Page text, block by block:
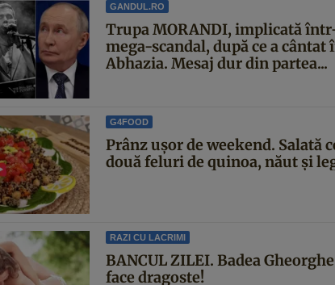
GANDUL.RO
Trupa MORANDI, implicată
mega-scandal, după ce a cântat
Abhazia. Mesaj dur din partea...
G4FOOD
Prânz ușor de weekend. Salată
două feluri de quinoa, năut și
RAZI CU LACRIMI
BANCUL ZILEI. Badea
face dragoste!